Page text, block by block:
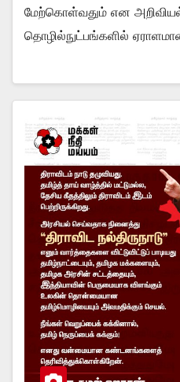
மேற்கொள்வதும் என
தொழில்நுட்பங்களில்